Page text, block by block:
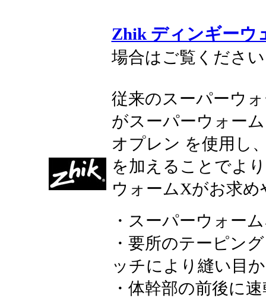
Zhik ディンギーウ
場合はご覧くださ
従来のスーパーウ
がスーパーウォー
オプレン を使用し
を加えることでよ
ウォームXがお求め
・スーパーウォー
・要所のテーピン
ッチにより縫い目
・体幹部の前後に